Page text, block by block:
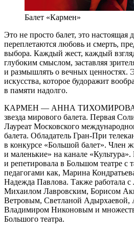
Балет «Кармен»
Это не просто балет, это настоящая
переплетаются любовь и смерть,
выбора. Каждый жест, каждый
глубоким смыслом, заставляя
и размышлять о вечных ценностях.
искусства, которое будоражит
в памяти надолго.
КАРМЕН — АННА ТИХОМИРОВА.
звезда мирового балета. Первая
Лауреат Московского
балета. Обладатель Гран-При
в конкурсе «Большой балет». Член
и маленькие» на канале
и репетировала в Большом театре с
педагогами как, Марина
Надежда Павлова. Также работала
Михаилом Лавровским, Борисом
Ветровым, Светланой Адырхаевой,
Владимиром Никоновым и
Большого театра.